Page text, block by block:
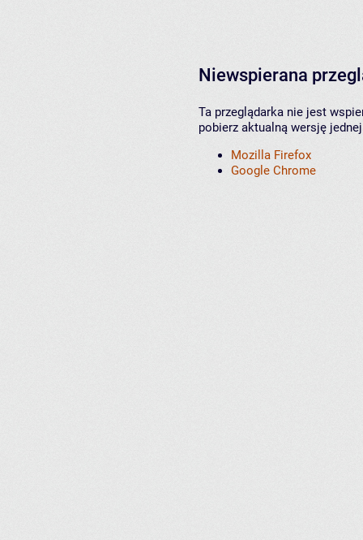
Niewspierana
Ta przeglądarka nie jest
pobierz aktualną wersję
Mozilla Firefox
Google Chrome